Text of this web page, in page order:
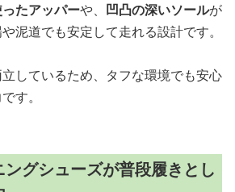
たアッパーや、 凹凸の深いソールが
泥道でも安定して走れる設計です。
しているため、タフな環境でも安心
す。
ングシューズが普段履きとし